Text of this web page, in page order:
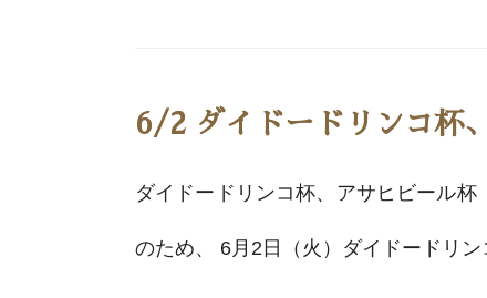
6/2 ダイドードリンコ杯
ダイドードリンコ杯、アサヒビール
のため、 6月2日（火）ダイドードリ